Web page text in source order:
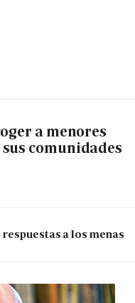
a menores
comunidades
respuestas a los menas